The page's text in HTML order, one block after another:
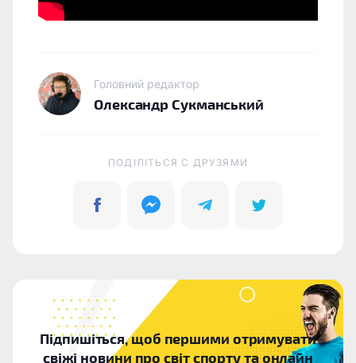
Головний редактор
Олександр Сукманський
ПОДІЛІТЬСЯ C ДРУЗЯМИ
Підпишіться, щоб першими отримувати
свіжі новини про світ спорту та онлайн